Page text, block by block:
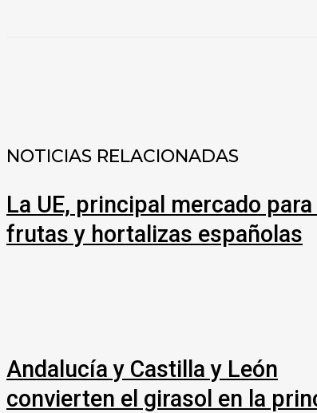
NOTICIAS RELACIONADAS
La UE, principal mercado
frutas y hortalizas españolas
Andalucía y Castilla y León
convierten el girasol en la